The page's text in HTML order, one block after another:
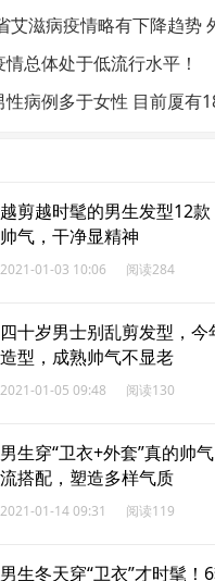
艾滋病疫情略有下降趋势
总体处于低流行水平！
性病例多于女性 目前厦有
越剪越时髦的男生发型12
帅气，干净显精神
2021-01-03 10:06 阅读284
四十岁男士别乱剪发型，今
造型，成熟帅气不显老
2021-01-05 09:48 阅读130
男生穿“卫衣+外套”真的帅
流搭配，塑造多样气质
2021-01-14 09:31 阅读119
男生冬天穿“卫衣”才时髦！